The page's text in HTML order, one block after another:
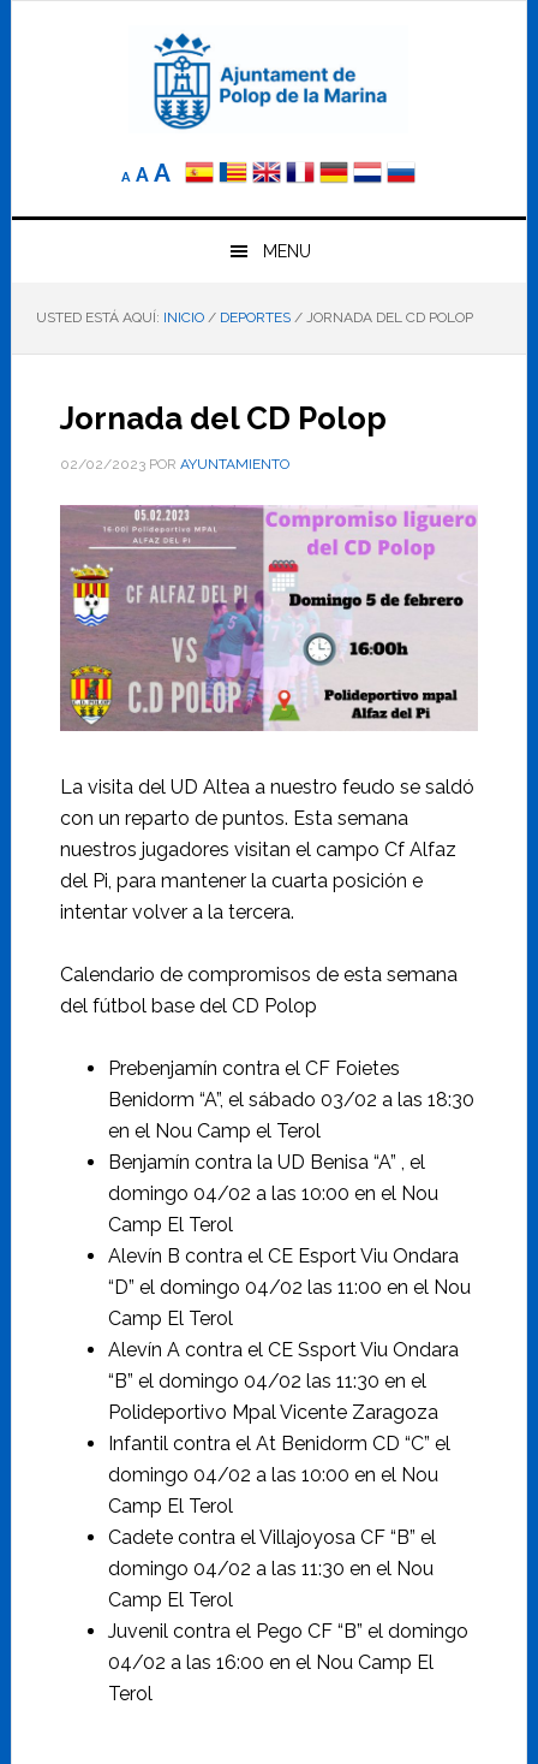
A
Reducir
elA Tamaño
AAumentar
el
tamaño
letra
MENU
USTED ESTÁ AQUÍ: INICIO / DEPORTES /JORNADA DEL CD POLOP
Jornada del CD Polop
02/02/2023POR AYUNTAMIENTO
La visita del UD Altea a nuestro feudo se saldó
con un reparto de puntos. Esta semana
nuestros jugadores visitan el campo Cf Alfaz
del Pi, para mantener la cuarta posición e
intentar volver a la tercera.
Calendario de compromisos de esta semana
del fútbol base del CD Polop
Prebenjamín contra el CF Foietes
Benidorm “A”, el sábado 03/02 a las 18:30
en el Nou Camp el Terol
Benjamín contra la UD Benisa “A” , el
domingo 04/02 a las 10:00 en el Nou
Camp El Terol
Alevín B contra el CE Esport Viu Ondara
“D” el domingo 04/02 las 11:00 en el Nou
Camp El Terol
Alevín A contra el CE Ssport Viu Ondara
“B” el domingo 04/02 las 11:30 en el
Polideportivo Mpal Vicente Zaragoza
Infantil contra el At Benidorm CD “C” el
domingo 04/02 a las 10:00 en el Nou
Camp El Terol
Cadete contra el Villajoyosa CF “B” el
domingo 04/02 a las 11:30 en el Nou
Camp El Terol
Juvenil contra el Pego CF “B” el domingo
04/02 a las 16:00 en el Nou Camp El
Terol